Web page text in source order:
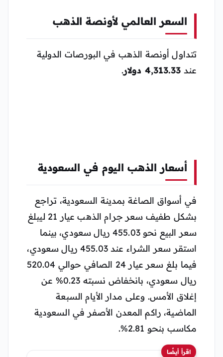
السعر العالمي لأونصة الذهب
تتداول أونصة الذهب في البورصات الدولية
عند 4,313.33 دولار .
أسعار الذهب اليوم في السعودية
في أسواق الصاغة بمدينة السعودية، تراجع
بشكل طفيف سعر جرام الذهب عيار 21 ليبلغ
سعر البيع نحو 455.03 ريال سعودي، بينما
استقر سعر الشراء عند 455.03 ريال سعودي،
فيما بلغ سعر عيار 24 الصافي حوالي 520.04
ريال سعودي، بانخفاض نسبته 0.23% عن
إغلاق الأمس. وعلى مدار الأيام السبعة
الماضية، راكم المعدن الأصفر في السعودية
مكاسب بنحو 2.81%.
اقرأ أيضًا